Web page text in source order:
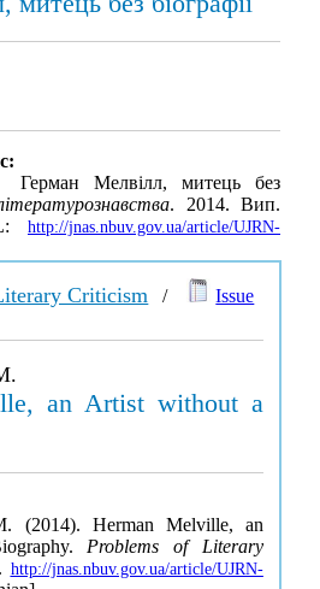
Мелвілл, митець без
. 2014. Вип.
http://jnas.nbuv.gov.ua/article/UJRN-
Criticism /
Issue
an Artist without a
(2014). Herman Melville, an
Problems of Literary
http://jnas.nbuv.gov.ua/article/UJRN-